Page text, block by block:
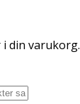
din varukorg.